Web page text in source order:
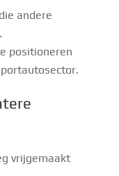
andere
positioneren
vrijgemaakt